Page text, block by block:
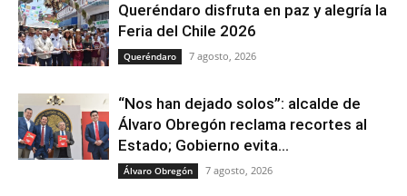
Queréndaro disfruta en paz y alegría la
Feria del Chile 2026
Queréndaro 7 agosto, 2026
“Nos han dejado solos”: alcalde de
Álvaro Obregón reclama recortes al
Estado; Gobierno evita...
Álvaro Obregón 7 agosto, 2026